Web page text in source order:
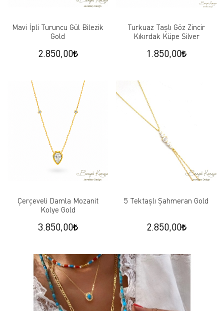
Mavi İpli Turuncu Gül Bilezik
Gold
2.850,00
Turkuaz Taşlı Göz Zincir
Kıkırdak Küpe Silver
1.850,00
Çerçeveli Damla Mozanit
Kolye Gold
3.850,00
5 Tektaşlı Şahmeran Gold
2.850,00